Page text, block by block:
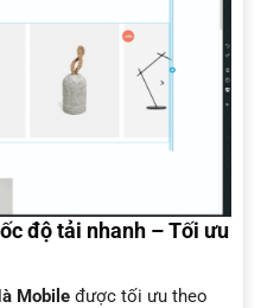
độ tải nhanh – Tối ưu
Mobile được tối ưu theo